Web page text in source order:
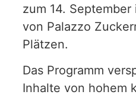
zum 14.
von Palazzo
Plätzen.
Das Programm
Inhalte von hohem